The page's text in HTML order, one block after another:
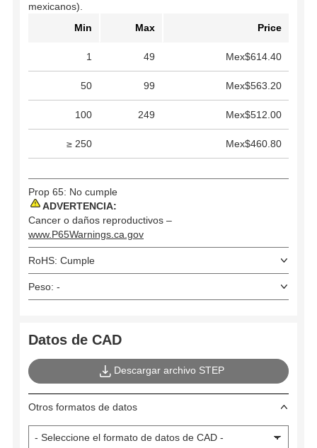
mexicanos).
Min
Max Price
1 49 Mex$614.40
50 99 Mex$563.20
100 249 Mex$512.00
≥ 250 Mex$460.80
Prop 65: No cumple
ADVERTENCIA:
Cancer o daños reproductivos –
www.P65Warnings.ca.gov
RoHS: Cumple
Peso: -
Datos de CAD
Descargar archivo STEP
Otros formatos de datos